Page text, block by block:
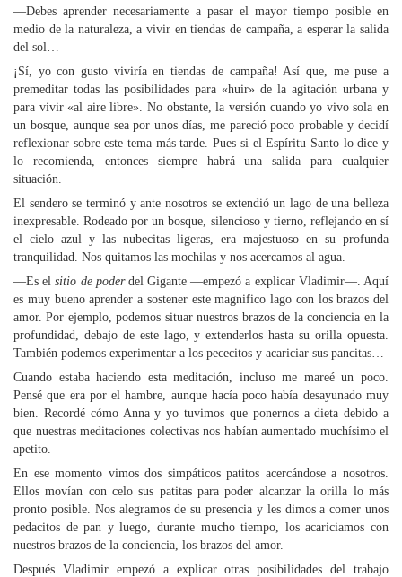
—Debes aprender necesariamente a pasar el mayor tiempo posible en
medio de la naturaleza, a vivir en tiendas de campaña, a esperar la salida
del sol…
¡Sí, yo con gusto viviría en tiendas de campaña! Así que, me puse a
premeditar todas las posibilidades para «huir» de la agitación urbana y
para vivir «al aire libre». No obstante, la versión cuando yo vivo sola en
un bosque, aunque sea por unos días, me pareció poco probable y decidí
reflexionar sobre este tema más tarde. Pues si el Espíritu Santo lo dice y
lo recomienda, entonces siempre habrá una salida para cualquier
situación.
El sendero se terminó y ante nosotros se extendió un lago de una belleza
inexpresable. Rodeado por un bosque, silencioso y tierno, reflejando en sí
el cielo azul y las nubecitas ligeras, era majestuoso en su profunda
tranquilidad. Nos quitamos las mochilas y nos acercamos al agua.
—Es elsitio de poderdel Gigante —empezó a explicar Vladimir—. Aquí
es muy bueno aprender a sostener este magnifico lago con los brazos del
amor. Por ejemplo, podemos situar nuestros brazos de la conciencia en la
profundidad, debajo de este lago, y extenderlos hasta su orilla opuesta.
También podemos experimentar a los pececitos y acariciar sus pancitas…
Cuando estaba haciendo esta meditación, incluso me mareé un poco.
Pensé que era por el hambre, aunque hacía poco había desayunado muy
bien. Recordé cómo Anna y yo tuvimos que ponernos a dieta debido a
que nuestras meditaciones colectivas nos habían aumentado muchísimo el
apetito.
En ese momento vimos dos simpáticos patitos acercándose a nosotros.
Ellos movían con celo sus patitas para poder alcanzar la orilla lo más
pronto posible. Nos alegramos de su presencia y les dimos a comer unos
pedacitos de pan y luego, durante mucho tiempo, los acariciamos con
nuestros brazos de la conciencia, los brazos del amor.
Después Vladimir empezó a explicar otras posibilidades del trabajo